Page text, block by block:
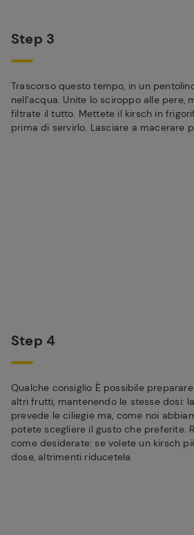
Step 3
Trascorso questo tempo, in un
nell’acqua. Unite lo sciroppo alle pere,
filtrate il tutto. Mettete il kirsch in
prima di servirlo. Lasciare a macerare
Step 4
Qualche consiglio È possibile
altri frutti, mantenendo le stesse dosi:
prevede le ciliegie ma, come noi
potete scegliere il gusto che preferite.
come desiderate: se volete un kirsch
dose, altrimenti riducetela.